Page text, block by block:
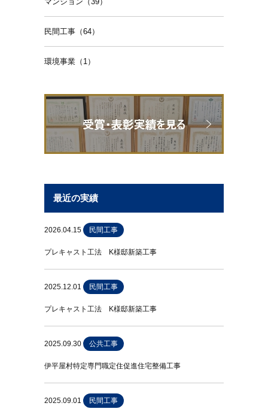
民間工事（64）
環境事業（1）
最近の実績
2026.04.15 民間工事
プレキャスト工法 K様邸新築工事
2025.12.01 民間工事
プレキャスト工法 K様邸新築工事
2025.09.30 公共工事
伊平屋村特定専門職定住促進住宅整備工事
2025.09.01 民間工事